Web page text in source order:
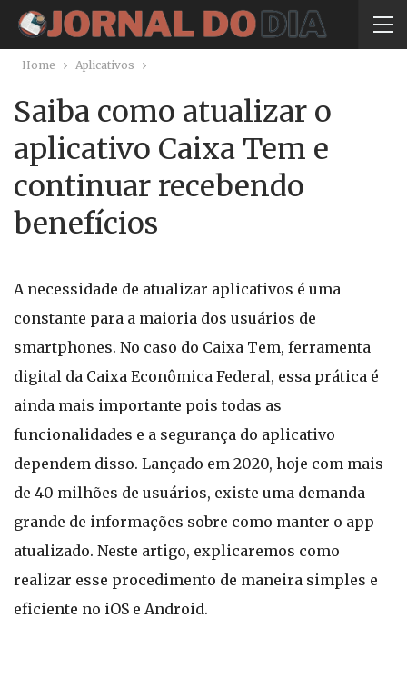
Home Aplicativos
Saiba como atualizar o
aplicativo Caixa Tem e
continuar recebendo
benefícios
A necessidade de atualizar aplicativos é uma
constante para a maioria dos usuários de
smartphones. No caso do Caixa Tem, ferramenta
digital da Caixa Econômica Federal, essa prática é
ainda mais importante pois todas as
funcionalidades e a segurança do aplicativo
dependem disso. Lançado em 2020, hoje com mais
de 40 milhões de usuários, existe uma demanda
grande de informações sobre como manter o app
atualizado. Neste artigo, explicaremos como
realizar esse procedimento de maneira simples e
eficiente no iOS e Android.